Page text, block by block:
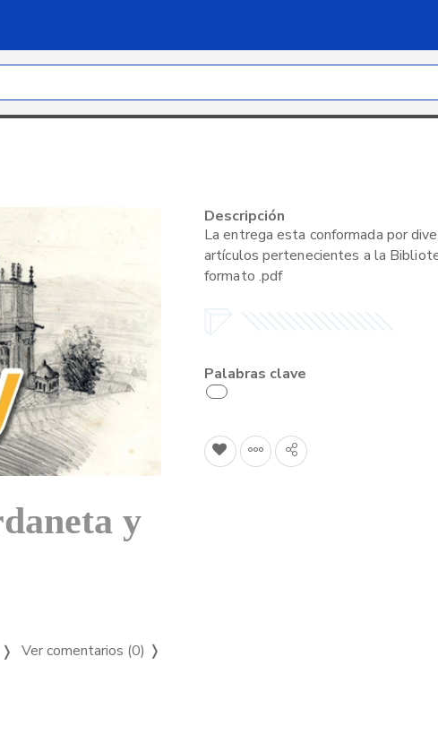
y
Ver comentarios (0) ❭
Descripción
La entrega esta conformada por
artículos pertenecientes a la
formato .pdf
Palabras clave